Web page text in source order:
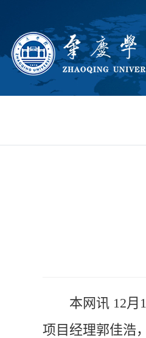
本网讯 12月
项目经理郭佳浩